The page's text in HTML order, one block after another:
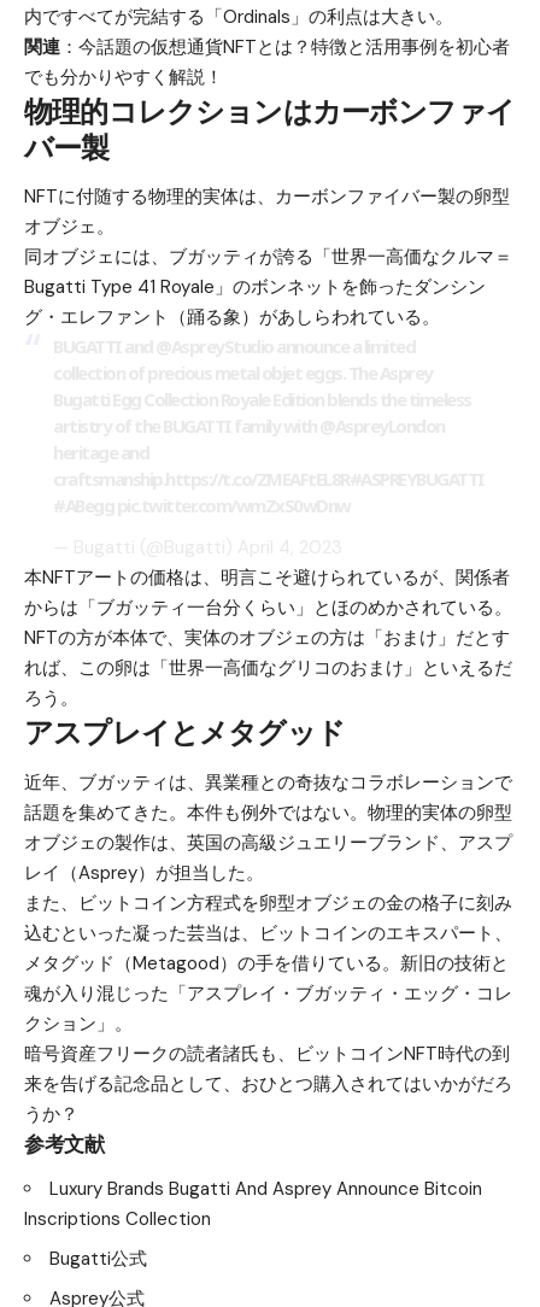
内ですべてが完結する「Ordinals」の利点は大きい。
関連 ： 今話題の仮想通貨NFTとは？特徴と活用事例を初心者
でも分かりやすく解説！
物理的コレクションはカーボンファイ
バー製
NFTに付随する物理的実体は、カーボンファイバー製の卵型
オブジェ。
同オブジェには、ブガッティが誇る「世界一高価なクルマ＝
Bugatti Type 41 Royale」のボンネットを飾ったダンシン
グ・エレファント（踊る象）があしらわれている。
本NFTアートの価格は、明言こそ避けられているが、関係者
からは「ブガッティ一台分くらい」とほのめかされている。
NFTの方が本体で、実体のオブジェの方は「おまけ」だとす
れば、この卵は「世界一高価なグリコのおまけ」といえるだ
ろう。
アスプレイとメタグッド
近年、ブガッティは、異業種との奇抜なコラボレーションで
話題を集めてきた。本件も例外ではない。物理的実体の卵型
オブジェの製作は、英国の高級ジュエリーブランド、アスプ
レイ（Asprey）が担当した。
また、ビットコイン方程式を卵型オブジェの金の格子に刻み
込むといった凝った芸当は、ビットコインのエキスパート、
メタグッド（Metagood）の手を借りている。新旧の技術と
魂が入り混じった「アスプレイ・ブガッティ・エッグ・コレ
クション」。
暗号資産フリークの読者諸氏も、ビットコインNFT時代の到
来を告げる記念品として、おひとつ購入されてはいかがだろ
うか？
参考文献
Luxury Brands Bugatti And Asprey Announce Bitcoin
Inscriptions Collection
Bugatti公式
Asprey公式